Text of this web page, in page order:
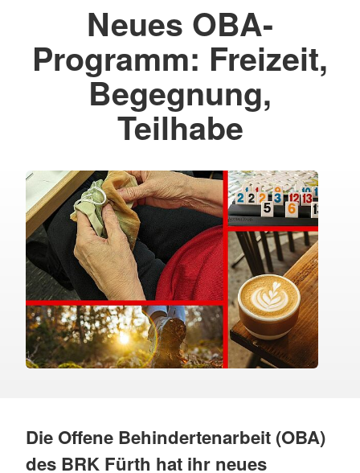
Neues OBA-
Programm: Freizeit,
Begegnung,
Teilhabe
Die Offene Behindertenarbeit (OBA)
des BRK Fürth hat ihr neues